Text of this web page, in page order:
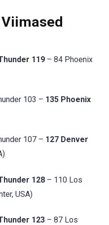
119 – 84 Phoenix
103 – 135 Phoenix
107 – 127 Denver
128 – 110 Los
USA)
123 – 87 Los